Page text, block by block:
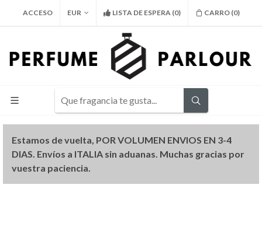
ACCESO EUR LISTA DE ESPERA(0) CARRO (0)
Estamos de vuelta, POR VOLUMEN ENVIOS EN 3-4
DIAS. Envíos a ITALIA sin aduanas. Muchas gracias por
vuestra paciencia.